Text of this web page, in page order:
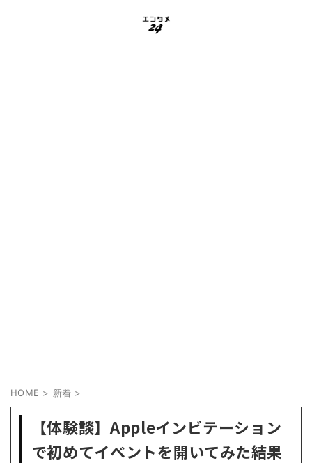
HOME > 新着 >
【体験談】Appleインビテーション
で初めてイベントを開いてみた結果